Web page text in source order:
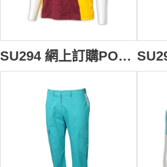
SU294 網上訂購POLO校服 反領 設計撞色POLO校服 校服供應商